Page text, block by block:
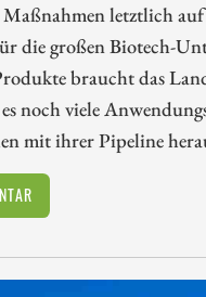
letztlich
die großen Biotech-
braucht das
noch viele
mit ihrer Pipeline